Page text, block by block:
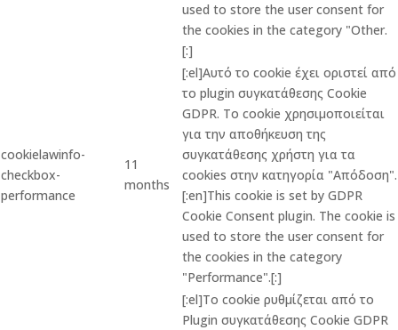
used to store the user consent for
the cookies in the category "Other.
[:]
cookielawinfo-
checkbox-
performance
11
months
[:el]Αυτό το cookie έχει οριστεί από
το plugin συγκατάθεσης Cookie
GDPR. Το cookie χρησιμοποιείται
για την αποθήκευση της
συγκατάθεσης χρήστη για τα
cookies στην κατηγορία "Απόδοση".
[:en]This cookie is set by GDPR
Cookie Consent plugin. The cookie is
used to store the user consent for
the cookies in the category
"Performance".[:]
[:el]Το cookie ρυθμίζεται από το
Plugin συγκατάθεσης Cookie GDPR